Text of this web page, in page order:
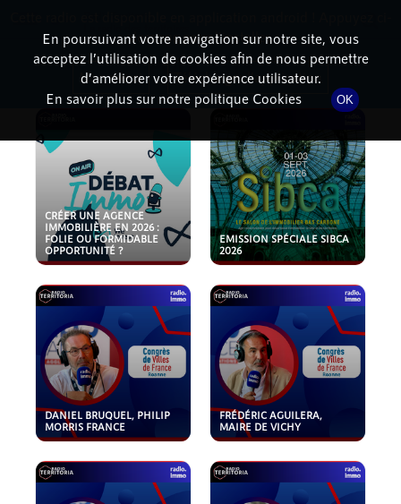
PODCASTS
CRÉER UNE AGENCE
IMMOBILIÈRE EN 2026 :
FOLIE OU FORMIDABLE
OPPORTUNITÉ ?
EMISSION SPÉCIALE SIBCA
2026
DANIEL BRUQUEL, PHILIP
MORRIS FRANCE
FRÉDÉRIC AGUILERA,
MAIRE DE VICHY
En poursuivant votre navigation sur notre site, vous
acceptez l’utilisation de cookies afin de nous permettre
d’améliorer votre expérience utilisateur.
En savoir plus sur notre politique Cookies
OK
dessous pour l'installer.
Non merci Télécharger l'application